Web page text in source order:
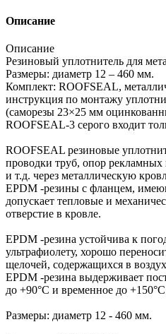
Описание
Описание
Резиновый уплотнитель для
Размеры: диаметр 12 – 460 мм.
Комплект: ROOFSEAL,
инструкция по монтажу
(саморезы 23×25 мм
ROOFSEAL-3 серого входит
ROOFSEAL резиновые
проводки труб, опор
и т.д. через металлическую
EPDM -резины с фланцем,
допускает тепловые и
отверстие в кровле.
EPDM -резина устойчива к
ультрафиолету, хорошо
щелочей, содержащихся в
EPDM -резина выдерживает
до +90°C и временное до
Размеры: диаметр 12 - 460 мм.